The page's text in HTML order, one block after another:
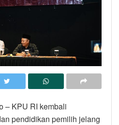
– KPU RI kembali
pendidikan pemilih jelang